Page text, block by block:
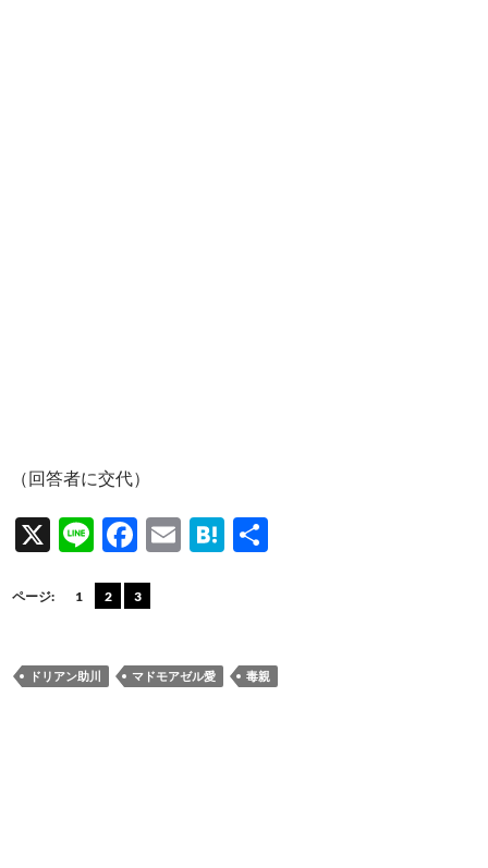
（回答者に交代）
X
Li
e
F
e
o
E
H
a
ページ: 1 2 3
ドリアン助川 マドモアゼル愛 毒親